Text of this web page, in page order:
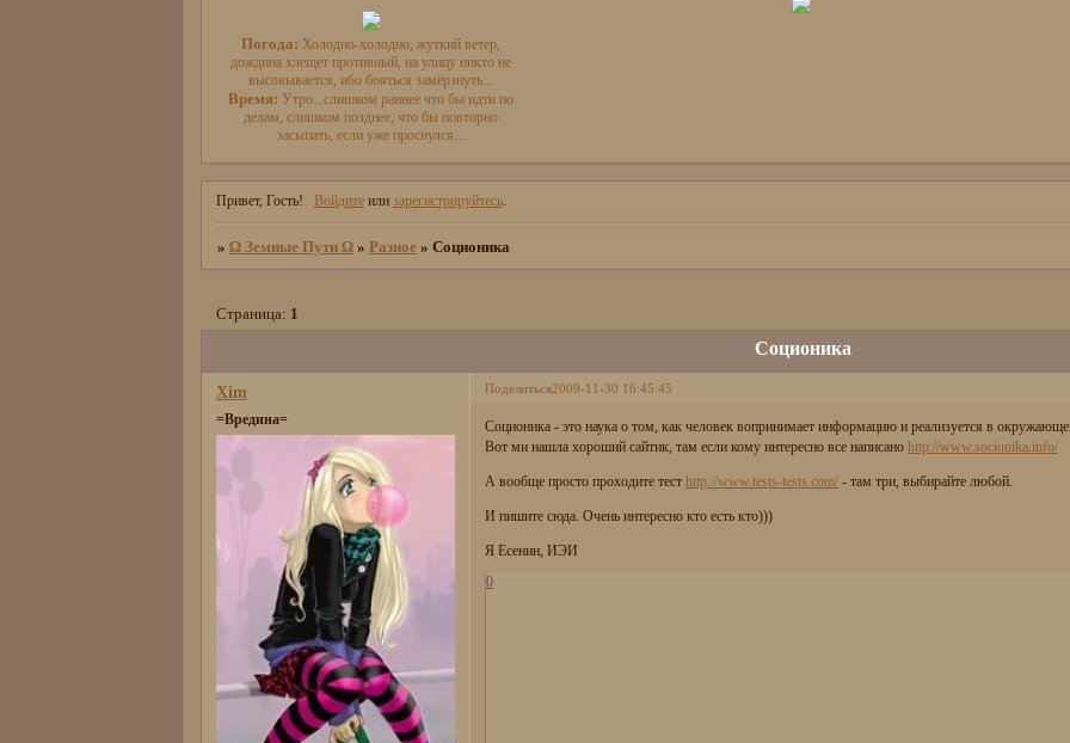
Погода: Холодно-холодно, жуткий ветер,
дождина хлещет противный, на улицу никто не
высовывается, ибо бояться замёрзнуть...
Время: Утро...слишком раннее что бы идти по
делам, слишком позднее, что бы повторно
засыпать, если уже проснулся...
Привет, Гость! Войдитеили зарегистрируйтесь.
» Ω Земные Пути Ω » Разное » Соционика
Соционика
Страница: 1
Поделиться2009-11-30 16:45:45
Xim
=Вредина=
Соционика - это наука о том, как человек вопринимает информацию и реализуется в
Вот ми нашла хороший сайтик, там если кому интересно все написаноhttp://www.socionika.info/
А вообще просто проходите тестhttp://www.tests-tests.com/ - там три, выбирайте любой.
И пишите сюда. Очень интересно кто есть кто)))
Я Есенин, ИЭИ
0